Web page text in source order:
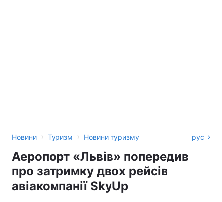
Новини › Туризм › Новини туризму рус
Аеропорт «Львів» попередив
про затримку двох рейсів
авіакомпанії SkyUp